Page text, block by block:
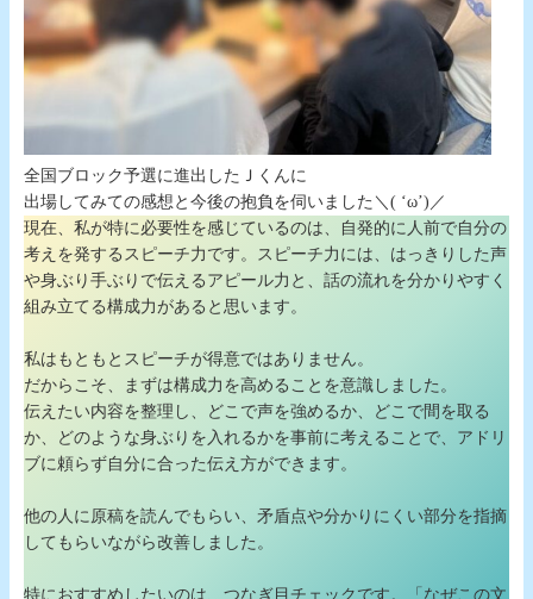
全国ブロック予選に進出したＪくんに
出場してみての感想と今後の抱負を伺いました＼( ‘ω’)／
現在、私が特に必要性を感じているのは、自発的に人前で自分の
考えを発するスピーチ力です。スピーチ力には、はっきりした声
や身ぶり手ぶりで伝えるアピール力と、話の流れを分かりやすく
組み立てる構成力があると思います。
私はもともとスピーチが得意ではありません。
だからこそ、まずは構成力を高めることを意識しました。
伝えたい内容を整理し、どこで声を強めるか、どこで間を取る
か、どのような身ぶりを入れるかを事前に考えることで、アドリ
ブに頼らず自分に合った伝え方ができます。
他の人に原稿を読んでもらい、矛盾点や分かりにくい部分を指摘
してもらいながら改善しました。
特におすすめしたいのは、つなぎ目チェックです。「なぜこの文